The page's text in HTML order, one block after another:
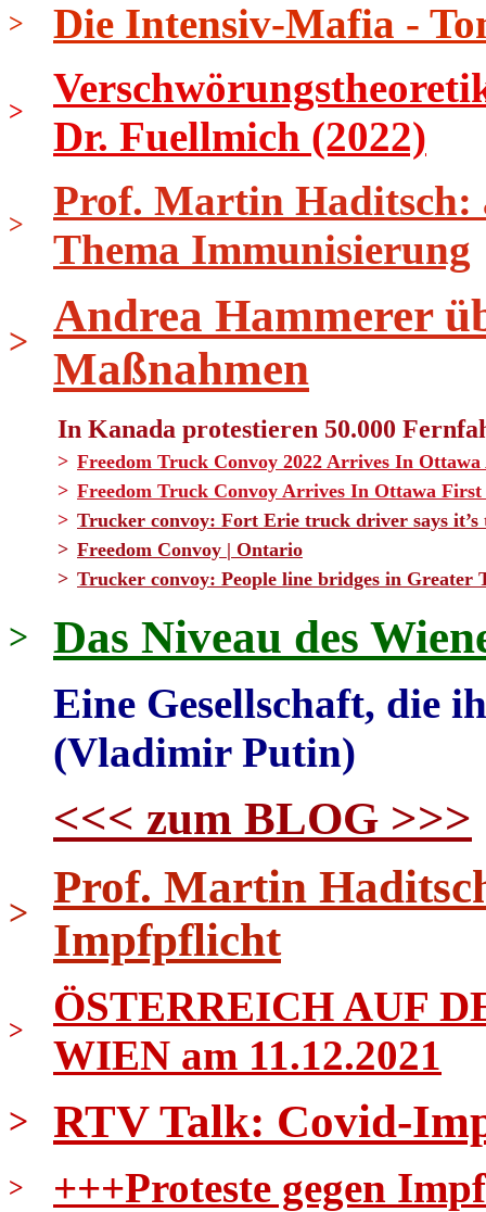
> Die Intensiv-Mafia -
>
Dr. Fuellmich (2022)
>
Prof. Martin Haditsch:
Thema Immunisierung
>
Andrea Hammerer
Maßnahmen
In Kanada protestieren 50.000
> Freedom Truck Convoy 2022 Arrives In
> Freedom Truck Convoy Arrives In Ottawa First
> Trucker convoy: Fort Erie truck driver says it’s
> Freedom Convoy | Ontario
> Trucker convoy: People line bridges in
> Das Niveau des
Eine Gesellschaft, die
(Vladimir Putin)
<<< zum BLOG >>>
>
Prof. Martin
Impfpflicht
>
ÖSTERREICH AUF
WIEN am 11.12.2021
> RTV Talk: Covid-
> +++Proteste gegen